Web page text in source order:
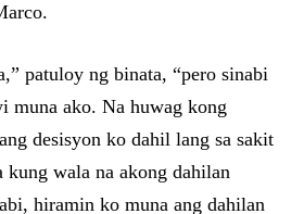
patuloy ng binata, “pero sinabi
muna ako. Na huwag kong
desisyon ko dahil lang sa sakit
kung wala na akong dahilan
hiramin ko muna ang dahilan